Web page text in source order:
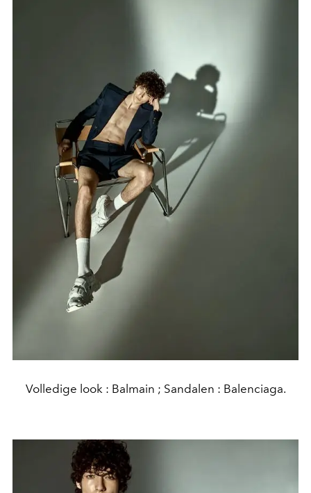
Volledige look : Balmain ; Sandalen : Balenciaga.